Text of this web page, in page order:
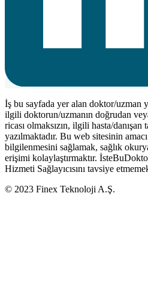
İş bu sayfada yer alan doktor/uzman
ilgili doktorun/uzmanın doğrudan
ricası olmaksızın, ilgili hasta/danışan
yazılmaktadır. Bu web sitesinin
bilgilenmesini sağlamak, sağlık
erişimi kolaylaştırmaktır.
Hizmeti Sağlayıcısını tavsiye
© 2023 Finex Teknoloji A.Ş.